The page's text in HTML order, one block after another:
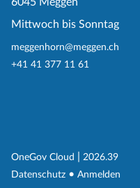
Mittwoch bis Sonntag
meggenhorn@meggen.ch
+41 41 377 11 61
OneGov Cloud (External Link)
2026.39
Datenschutz (External Link)
Anmelden